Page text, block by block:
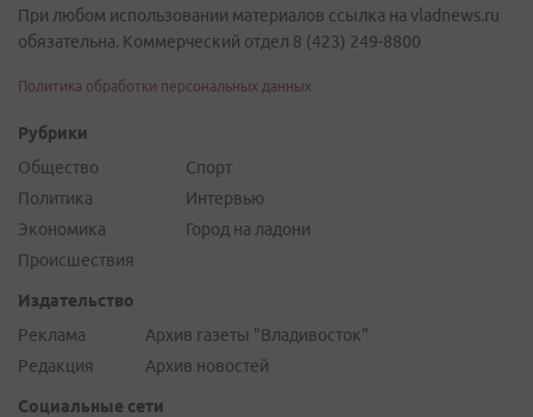
При любом использовании материалов ссылка на vladnews.ru
обязательна. Коммерческий отдел 8 (423) 249-8800
Политика обработки персональных данных
Рубрики
Общество
Политика
Экономика
Происшествия
Спорт
Интервью
Город на ладони
Издательство
Реклама
Редакция
Архив газеты "Владивосток"
Архив новостей
Социальные сети